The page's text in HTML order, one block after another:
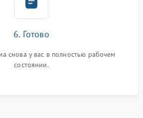
6. Готово
снова у вас в полностью рабочем
состоянии.